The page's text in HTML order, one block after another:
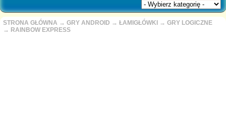
STRONA GŁÓWNA → GRY ANDROID → ŁAMIGŁÓWKI → GRY LOGICZNE
→ RAINBOW EXPRESS